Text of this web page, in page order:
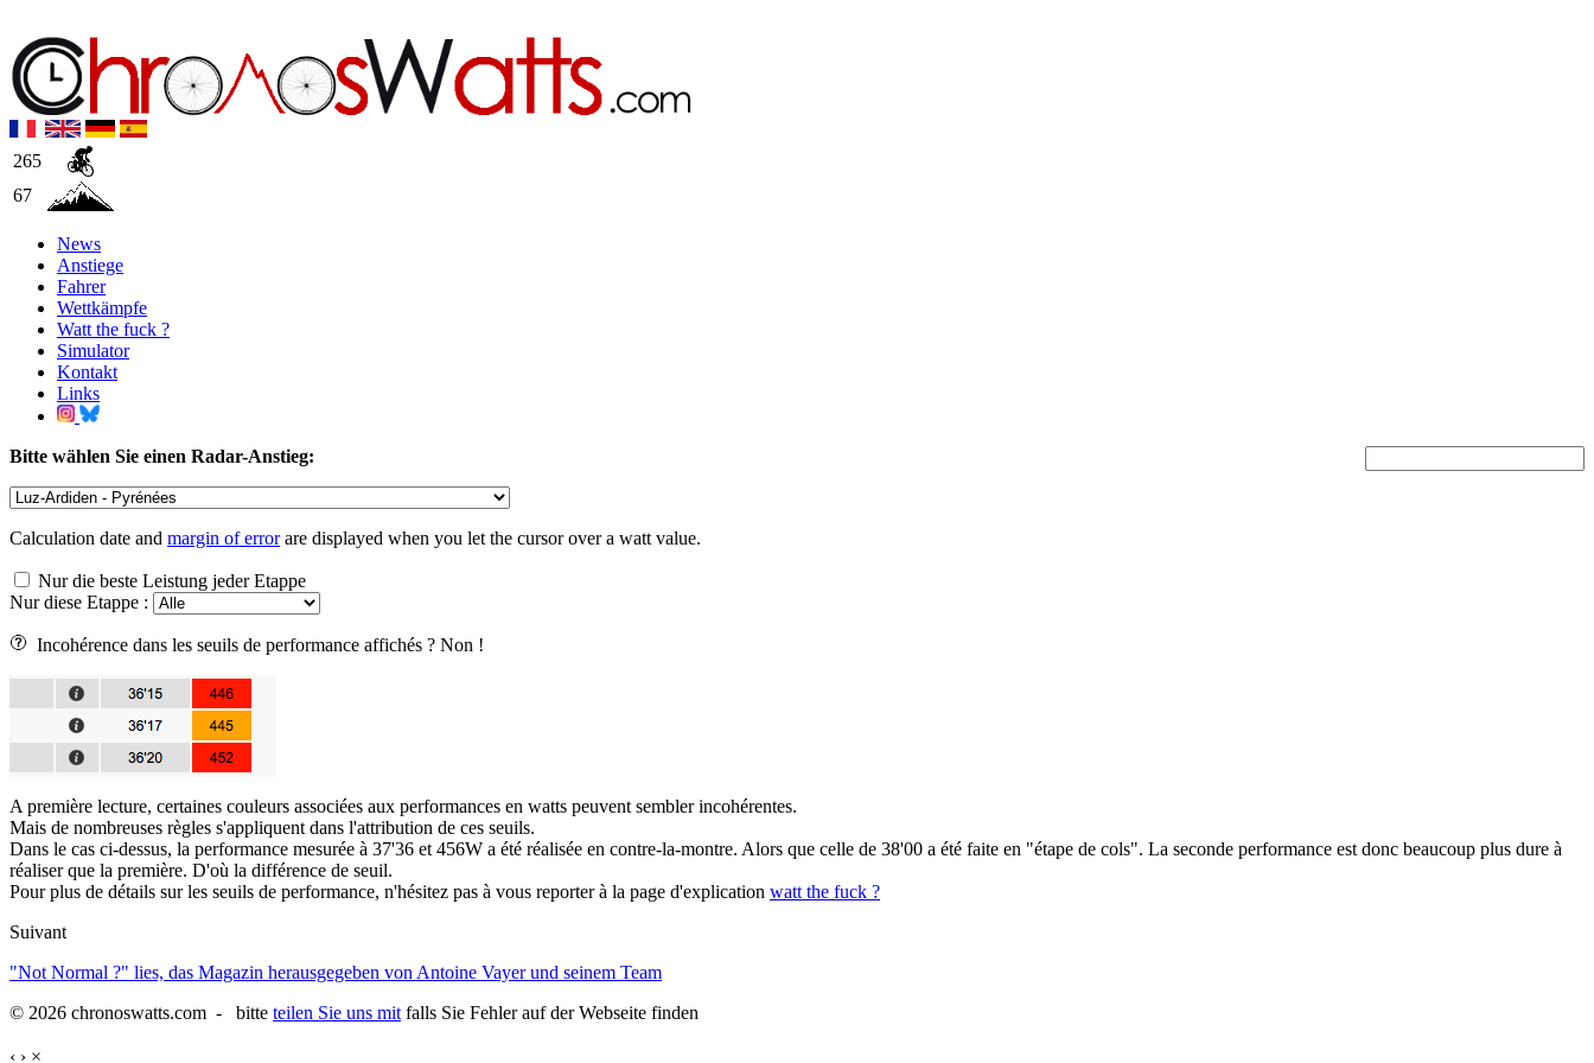
265
67
News
Anstiege
Fahrer
Wettkämpfe
Watt the fuck ?
Simulator
Kontakt
Links
Bitte wählen Sie einen Radar-Anstieg:
Calculation date and margin of errorare displayed when you let the cursor over a watt value.
Nur die beste Leistung jeder Etappe
Nur diese Etappe :
Incohérence dans les seuils de performance affichés ? Non !
A première lecture, certaines couleurs associées aux performances en watts peuvent sembler incohérentes.
Mais de nombreuses règles s'appliquent dans l'attribution de ces seuils.
Dans le cas ci-dessus, la performance mesurée à 37'36 et 456W a été réalisée en contre-la-montre. Alors que celle de 38'00 a été faite en "étape de cols". La seconde performance est donc beaucoup plus dure à
réaliser que la première. D'où la différence de seuil.
Pour plus de détails sur les seuils de performance, n'hésitez pas à vous reporter à la page d'explication watt the fuck ?
Suivant
"Not Normal ?" lies, das Magazin herausgegeben von Antoine Vayer und seinem Team
© 2026 chronoswatts.com - bitte teilen Sie uns mit falls Sie Fehler auf der Webseite finden
‹ › ×